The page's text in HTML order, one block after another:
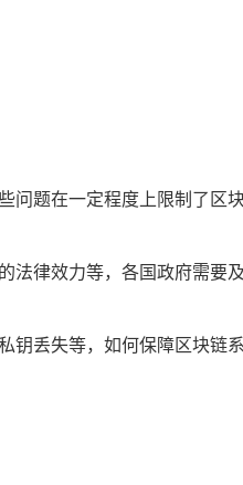
题在一定程度上限制了区
律效力等，各国政府需要
丢失等，如何保障区块链